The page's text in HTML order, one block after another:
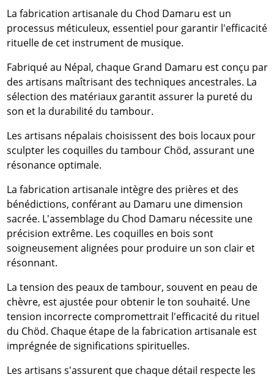
La fabrication artisanale du Chod Damaru est un
processus méticuleux, essentiel pour garantir l'efficacité
rituelle de cet instrument de musique.
Fabriqué au Népal, chaque Grand Damaru est conçu par
des artisans maîtrisant des techniques ancestrales. La
sélection des matériaux garantit assurer la pureté du
son et la durabilité du tambour.
Les artisans népalais choisissent des bois locaux pour
sculpter les coquilles du tambour Chöd, assurant une
résonance optimale.
La fabrication artisanale intègre des prières et des
bénédictions, conférant au Damaru une dimension
sacrée. L'assemblage du Chod Damaru nécessite une
précision extrême. Les coquilles en bois sont
soigneusement alignées pour produire un son clair et
résonnant.
La tension des peaux de tambour, souvent en peau de
chèvre, est ajustée pour obtenir le ton souhaité. Une
tension incorrecte compromettrait l'efficacité du rituel
du Chöd. Chaque étape de la fabrication artisanale est
imprégnée de significations spirituelles.
Les artisans s'assurent que chaque détail respecte les